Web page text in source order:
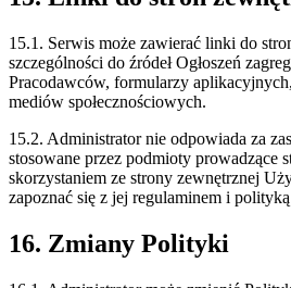
15.1. Serwis może zawierać linki do
szczególności do źródeł Ogłoszeń
Pracodawców, formularzy
mediów społecznościowych.
15.2. Administrator nie odpowiada za
stosowane przez podmioty prowadzące
skorzystaniem ze strony zewnętrznej
zapoznać się z jej regulaminem i
16. Zmiany Polityki